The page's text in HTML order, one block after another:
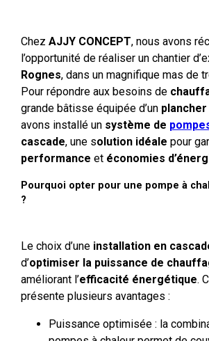
Chez AJJY CONCEPT, nous avons
l’opportunité de réaliser un chantier
Rognes, dans un magnifique mas de
Pour répondre aux besoins de
grande bâtisse équipée d’un
avons installé unsystème de
cascade, une solution idéale pour
performance etéconomies
Pourquoi opter pour une pompe à
?
Le choix d’une installation en
d’optimiser la puissance de
améliorant l’efficacité énergétique.
présente plusieurs avantages :
Puissance optimisée : la